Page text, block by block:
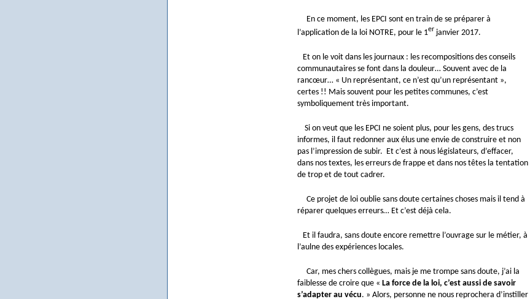
En ce moment, les EPCI sont en train de se préparer à
l’application de la loi NOTRE, pour le 1er janvier 2017.
Et on le voit dans les journaux : les recompositions des conseils
communautaires se font dans la douleur… Souvent avec de la
rancœur… « Un représentant, ce n’est qu’un représentant »,
certes !! Mais souvent pour les petites communes, c’est
symboliquement très important.
Si on veut que les EPCI ne soient plus, pour les gens, des trucs
informes, il faut redonner aux élus une envie de construire et non
pas l’impression de subir. Et c’est à nous législateurs, d’effacer,
dans nos textes, les erreurs de frappe et dans nos têtes la tentation
de trop et de tout cadrer.
Ce projet de loi oublie sans doute certaines choses mais il tend à
réparer quelques erreurs… Et c’est déjà cela.
Et il faudra, sans doute encore remettre l’ouvrage sur le métier, à
l’aulne des expériences locales.
Car, mes chers collègues, mais je me trompe sans doute, j’ai la
faiblesse de croire que « La force de la loi, c’est aussi de savoir
s’adapter au vécu. » Alors, personne ne nous reprochera d’instiller